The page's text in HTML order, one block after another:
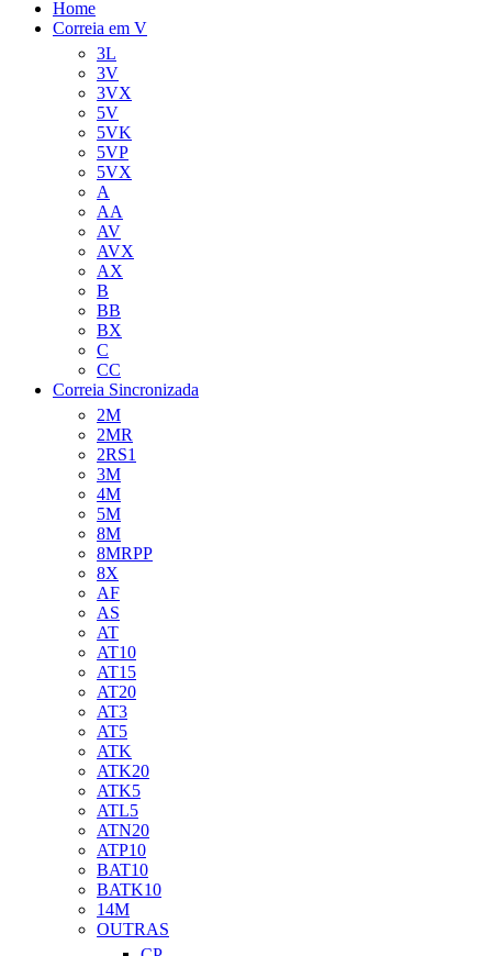
Home
Correia em V
3L
3V
3VX
5V
5VK
5VP
5VX
A
AA
AV
AVX
AX
B
BB
BX
C
CC
Correia Sincronizada
2M
2MR
2RS1
3M
4M
5M
8M
8MRPP
8X
AF
AS
AT
AT10
AT15
AT20
AT3
AT5
ATK
ATK20
ATK5
ATL5
ATN20
ATP10
BAT10
BATK10
14M
OUTRAS